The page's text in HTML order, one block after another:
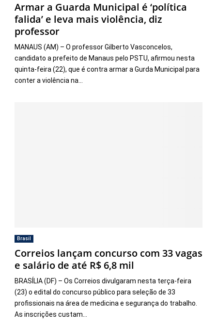
Armar a Guarda Municipal é ‘política
falida’ e leva mais violência, diz
professor
MANAUS (AM) – O professor Gilberto Vasconcelos,
candidato a prefeito de Manaus pelo PSTU, afirmou nesta
quinta-feira (22), que é contra armar a Gurda Municipal para
conter a violência na...
Brasil
Correios lançam concurso com 33 vagas
e salário de até R$ 6,8 mil
BRASÍLIA (DF) – Os Correios divulgaram nesta terça-feira
(23) o edital do concurso público para seleção de 33
profissionais na área de medicina e segurança do trabalho.
As inscrições custam...